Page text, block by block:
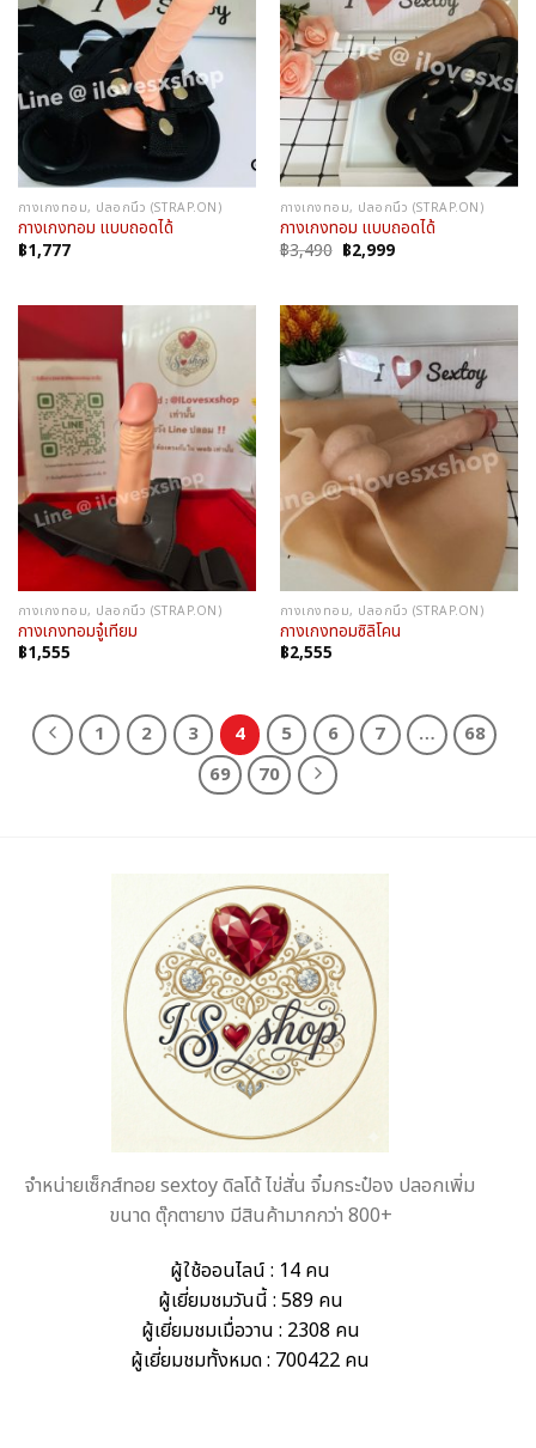
กางเกงทอม, ปลอกนิ้ว (STRAP.ON)
กางเกงทอม แบบถอดได้
฿1,777
กางเกงทอม, ปลอกนิ้ว (STRAP.ON)
กางเกงทอม แบบถอดได้
฿3,490 Original
price
฿2,999Current
กางเกงทอม, ปลอกนิ้ว (STRAP.ON)
กางเกงทอมจู๋เทียม
฿1,555
กางเกงทอม, ปลอกนิ้ว (STRAP.ON)
กางเกงทอมซิลิโคน
฿2,555
1 2 3 4 5 6 7 …
68
69
70
จำหน่ายเซ็กส์ทอย sextoy ดิลโด้ ไข่สั่น จิ๋มกระป๋อง ปลอกเพิ่ม
ขนาด ตุ๊กตายาง มีสินค้ามากกว่า 800+
ผู้ใช้ออนไลน์ : 14 คน
ผู้เยี่ยมชมวันนี้ : 589 คน
ผู้เยี่ยมชมเมื่อวาน : 2308 คน
ผู้เยี่ยมชมทั้งหมด : 700422 คน